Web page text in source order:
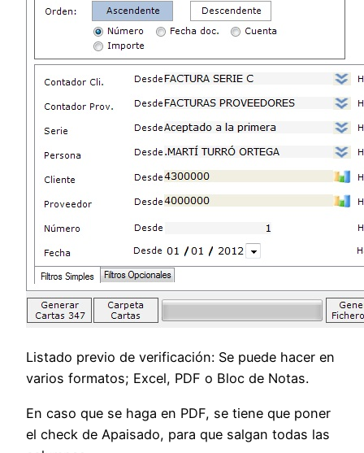
Listado previo de verificación: Se puede hacer en
varios formatos; Excel, PDF o Bloc de Notas.
En caso que se haga en PDF, se tiene que poner
el check de Apaisado, para que salgan todas las